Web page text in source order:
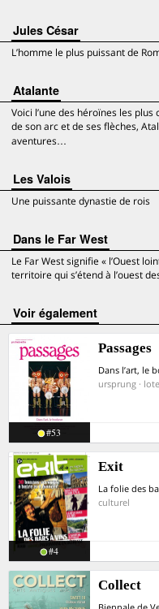
Jules César
L’homme le plus puissant de
Atalante
Voici l’une des héroïnes les
de son arc et de ses flèches,
aventures…
Les Valois
Une puissante dynastie de rois
Dans le Far West
Le Far West signifie « l’Ouest
territoire qui s’étend à l’ouest
voir également
Passages
Dans l’art, le
ursprung ·
#53
Exit
La folie des
culturel
#4
Collect